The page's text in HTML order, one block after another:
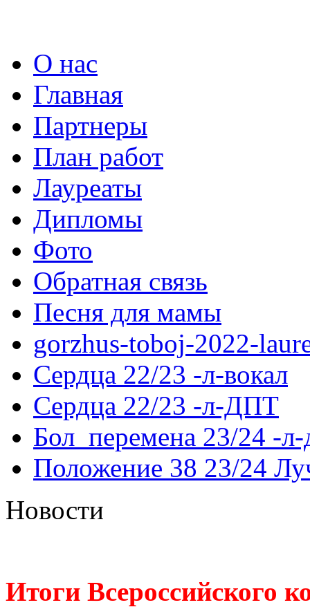
О нас
Главная
Партнеры
План работ
Лауреаты
Дипломы
Фото
Обратная связь
Песня для мамы
gorzhus-toboj-2022-
Сердца 22/23 -л-вокал
Сердца 22/23 -л-ДПТ
Бол_перемена 23/24 -
Положение 38 23/24
Новости
Итоги Всероссийского